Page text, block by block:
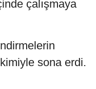
çalışmaya
sona erdi.